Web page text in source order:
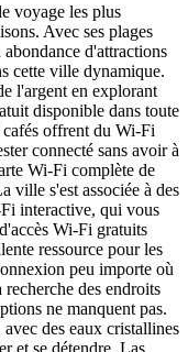
voyage les plus
Avec ses plages
d'attractions
cette ville dynamique.
l'argent en explorant
disponible dans toute
offrent du Wi-Fi
connecté sans avoir à
Wi-Fi complète de
ville s'est associée à des
interactive, qui vous
Wi-Fi gratuits
ressource pour les
peu importe où
des endroits
ne manquent pas.
des eaux cristallines
et se détendre. Las